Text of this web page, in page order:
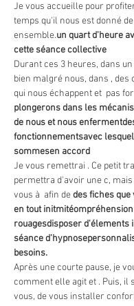
Je vous accueille pour
temps qu'il nous est donné
ensemble.un quart d'heure
cette séance collective
Durant ces 3 heures, dans
bien malgré nous, dans , des
qui nous échappent et pas
plongerons dans les
de nous et nous enferment
fonctionnementsavec
sommesen accord
Je vous remettrai . Ce petit
permettra d'avoir une c,
vous à afin de des fiches
en tout initmité
rouagesdisposer d'élements
séance d'hypnose
besoins.
Après une courte pause, je
comment elle agit et . Puis, il
vous, de vous installer